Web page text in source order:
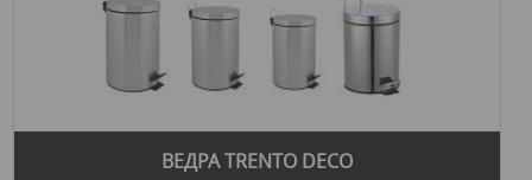
ВЕДРА TRENTO DECO